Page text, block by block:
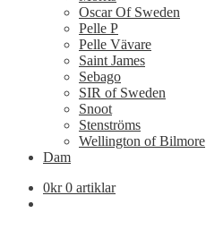
Oscar Of Sweden
Pelle P
Pelle Vävare
Saint James
Sebago
SIR of Sweden
Snoot
Stenströms
Wellington of Bilmore
Dam
0kr 0 artiklar